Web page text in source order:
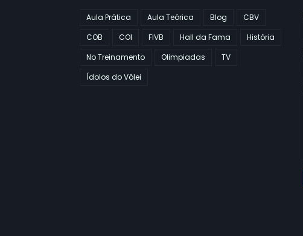
Aula Prática Aula Teórica Blog
CBV
COB
COI FIVB Hall da Fama
História
No Treinamento
Olimpiadas
TV
Ídolos do Vôlei